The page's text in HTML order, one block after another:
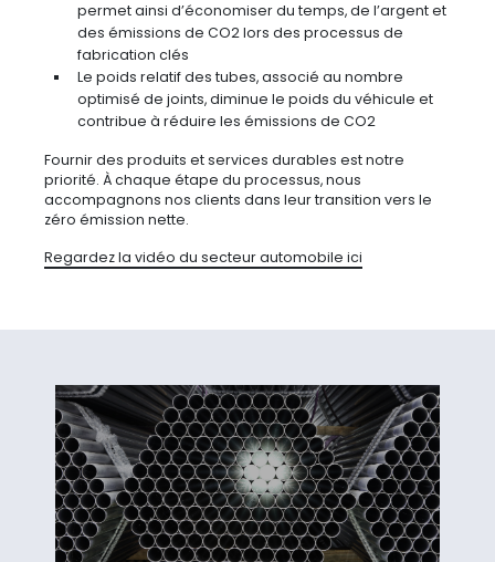
permet ainsi d’économiser du temps, de l’argent et
des émissions de CO2 lors des processus de
fabrication clés
Le poids relatif des tubes, associé au nombre
optimisé de joints, diminue le poids du véhicule et
contribue à réduire les émissions de CO2
Fournir des produits et services durables est notre
priorité. À chaque étape du processus, nous
accompagnons nos clients dans leur transition vers le
zéro émission nette.
Regardez la vidéo du secteur automobile ici